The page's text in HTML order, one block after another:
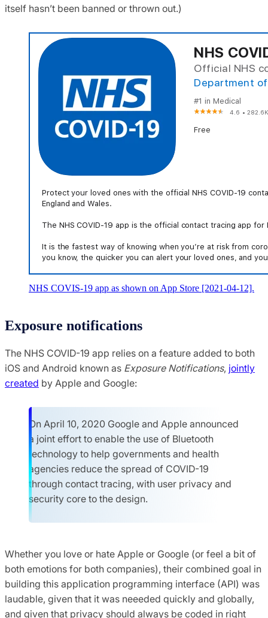
itself hasn’t been banned or thrown out.)
NHS COVIS-19 app as shown on App Store [2021-04-12].
Exposure notifications
The NHS COVID-19 app relies on a feature added to both
iOS and Android known as Exposure Notifications, jointly
created by Apple and Google:
On April 10, 2020 Google and Apple announced
a joint effort to enable the use of Bluetooth
technology to help governments and health
agencies reduce the spread of COVID-19
through contact tracing, with user privacy and
security core to the design.
Whether you love or hate Apple or Google (or feel a bit of
both emotions for both companies), their combined goal in
building this application programming interface (API) was
laudable, given that it was neeeded quickly and globally,
and given that privacy should always be coded in right